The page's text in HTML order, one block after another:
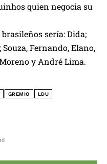
quien negocia su
sería: Dida;
Fernando, Elano,
y André Lima.
GREMIO LDU